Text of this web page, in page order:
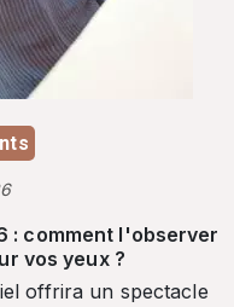
: comment l'observer
vos yeux ?
offrira un spectacle